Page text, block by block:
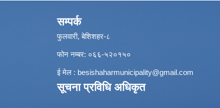
सम्पर्क
फुलवारी, बेशिशहर-८
फोन नम्बर: ०६६-५२०१५०
ई मेल : besishaharmunicipality@gmail.com
सूचना प्रविधि अधिकृत